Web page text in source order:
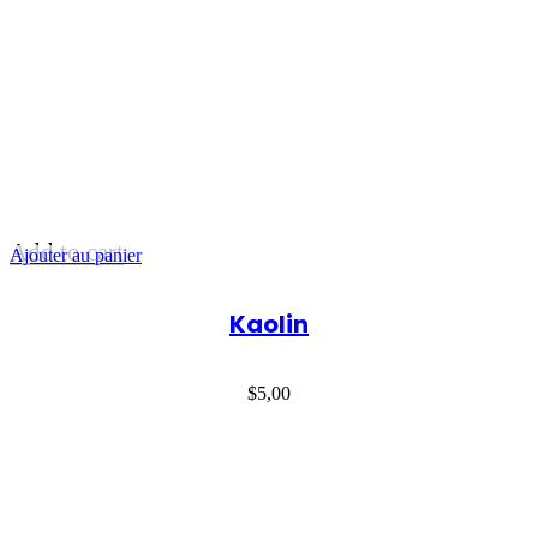
Add to cart
Ajouter au panier
Kaolin
$5,00